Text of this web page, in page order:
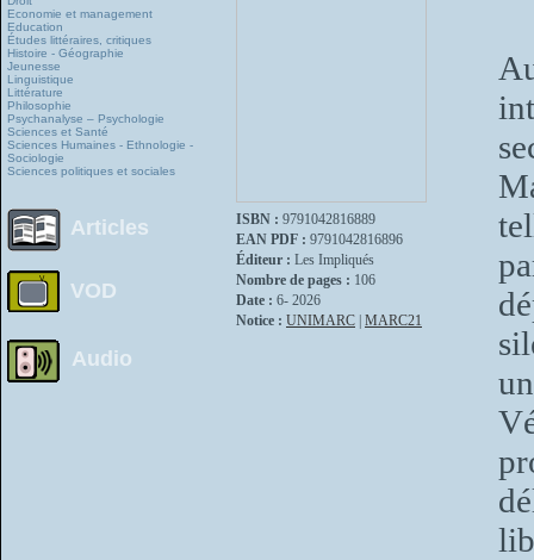
Economie et management
Education
Études littéraires, critiques
Histoire - Géographie
Jeunesse
Linguistique
Littérature
Philosophie
Psychanalyse – Psychologie
Sciences et Santé
Sciences Humaines - Ethnologie -
Sociologie
Sciences politiques et sociales
Articles
VOD
Audio
ISBN : 9791042816889
EAN PDF : 9791042816896
Éditeur : Les Impliqués
Nombre de pages : 106
Date : 6- 2026
Notice : UNIMARC MARC21